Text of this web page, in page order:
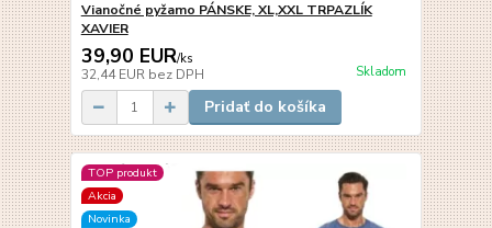
Vianočné pyžamo PÁNSKE, XL,XXL TRPAZLÍK
XAVIER
39,90 EUR/ks
32,44 EUR bez DPH Skladom
Pridať do košíka
TOP produkt
Akcia
Novinka